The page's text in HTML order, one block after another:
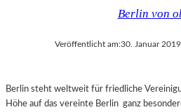
Berlin von
Veröffentlicht am:30. Januar 2019
Berlin steht weltweit für friedliche
Höhe auf das vereinte Berlin ganz